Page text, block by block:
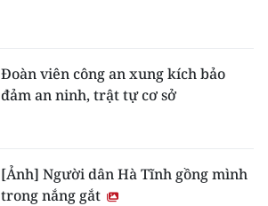
Đoàn viên công an xung kích bảo
đảm an ninh, trật tự cơ sở
[Ảnh] Người dân Hà Tĩnh gồng mình
trong nắng gắt